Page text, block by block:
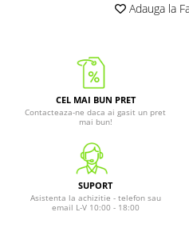
Adauga la
CEL MAI BUN PRET
Contacteaza-ne daca ai gasit un pret
mai bun!
SUPORT
Asistenta la achizitie - telefon sau
email L-V 10:00 - 18:00